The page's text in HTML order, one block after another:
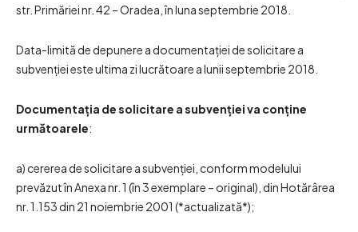
str. Primăriei nr. 42 – Oradea, în luna septembrie 2018.
Data-limită de depunere a documentaţiei de solicitare a
subvenţiei este ultima zi lucrătoare a lunii septembrie 2018.
Documentaţia de solicitare a subvenţiei va conţine
următoarele:
a) cererea de solicitare a subvenţiei, conform modelului
prevăzut în Anexa nr. 1 (în 3 exemplare – original), din Hotărârea
nr. 1.153 din 21 noiembrie 2001 (*actualizată*);